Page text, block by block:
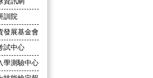
訓院
發展基金會
試中心
學測驗中心